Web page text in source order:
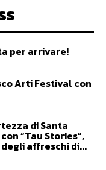
per arrivare!
Arti Festival con
di Santa
“Tau Stories”,
affreschi di...